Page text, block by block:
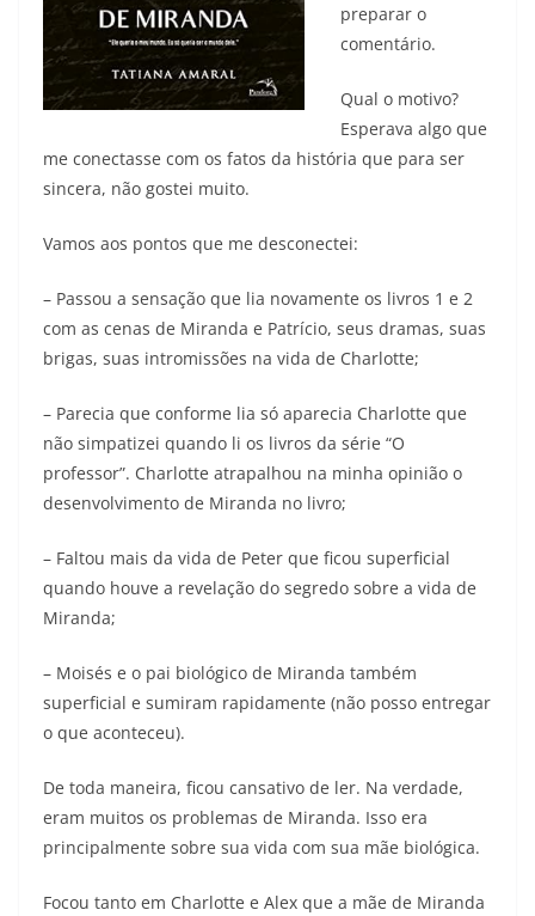
preparar o
comentário.
Qual o motivo?
Esperava algo que
me conectasse com os fatos da história que para ser
sincera, não gostei muito.
Vamos aos pontos que me desconectei:
– Passou a sensação que lia novamente os livros 1 e 2
com as cenas de Miranda e Patrício, seus dramas, suas
brigas, suas intromissões na vida de Charlotte;
– Parecia que conforme lia só aparecia Charlotte que
não simpatizei quando li os livros da série “O
professor”. Charlotte atrapalhou na minha opinião o
desenvolvimento de Miranda no livro;
– Faltou mais da vida de Peter que ficou superficial
quando houve a revelação do segredo sobre a vida de
Miranda;
– Moisés e o pai biológico de Miranda também
superficial e sumiram rapidamente (não posso entregar
o que aconteceu).
De toda maneira, ficou cansativo de ler. Na verdade,
eram muitos os problemas de Miranda. Isso era
principalmente sobre sua vida com sua mãe biológica.
Focou tanto em Charlotte e Alex que a mãe de Miranda